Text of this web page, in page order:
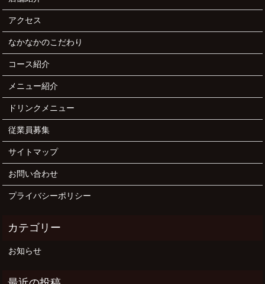
アクセス
なかなかのこだわり
コース紹介
メニュー紹介
ドリンクメニュー
従業員募集
サイトマップ
お問い合わせ
プライバシーポリシー
お知らせ